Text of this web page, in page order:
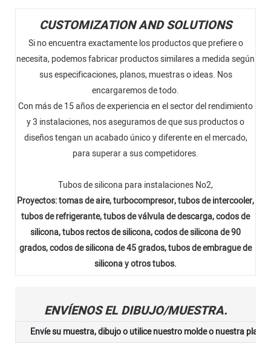
CUSTOMIZATION AND SOLUTIONS
Si no encuentra exactamente los productos que prefiere o
necesita, podemos fabricar productos similares a medida según
sus especificaciones, planos, muestras o ideas. Nos
encargaremos de todo.
Con más de 15 años de experiencia en el sector del rendimiento
y 3 instalaciones, nos aseguramos de que sus productos o
diseños tengan un acabado único y diferente en el mercado,
para superar a sus competidores.
Tubos de silicona para instalaciones No2,
Proyectos: tomas de aire, turbocompresor, tubos de intercooler,
tubos de refrigerante, tubos de válvula de descarga, codos de
silicona, tubos rectos de silicona, codos de silicona de 90
grados, codos de silicona de 45 grados, tubos de embrague de
silicona y otros tubos.
ENVÍENOS EL DIBUJO/MUESTRA.
Envíe su muestra, dibujo o utilice nuestro molde o nuestra